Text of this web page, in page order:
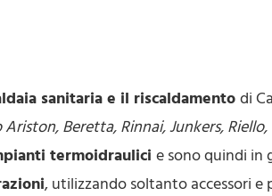
sanitaria e il riscaldamento di
Beretta, Rinnai, Junkers,
termoidraulici e sono quindi in
, utilizzando soltanto accessori e